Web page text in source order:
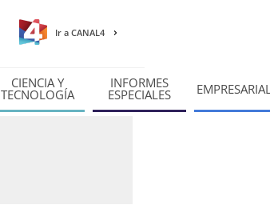
Ir a CANAL4
CIENCIA Y
TECNOLOGÍA
INFORMES
ESPECIALES